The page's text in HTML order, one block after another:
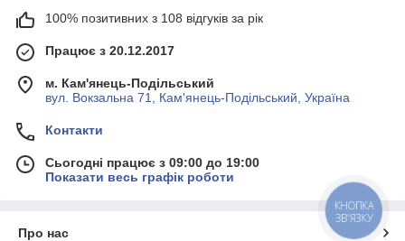
100% позитивних з 108 відгуків за рік
Працює з 20.12.2017
м. Кам'янець-Подільський
вул. Вокзальна 71, Кам'янець-Подільський, Україна
Контакти
Сьогодні працює з 09:00 до 19:00
Показати весь графік роботи
Про нас
КНОПКА
ЗВ'ЯЗКУ